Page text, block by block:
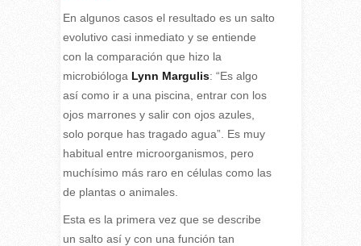
En algunos casos el resultado es un salto
evolutivo casi inmediato y se entiende
con la comparación que hizo la
microbióloga Lynn Margulis: “Es algo
así como ir a una piscina, entrar con los
ojos marrones y salir con ojos azules,
solo porque has tragado agua”. Es muy
habitual entre microorganismos, pero
muchísimo más raro en células como las
de plantas o animales.
Esta es la primera vez que se describe
un salto así y con una función tan